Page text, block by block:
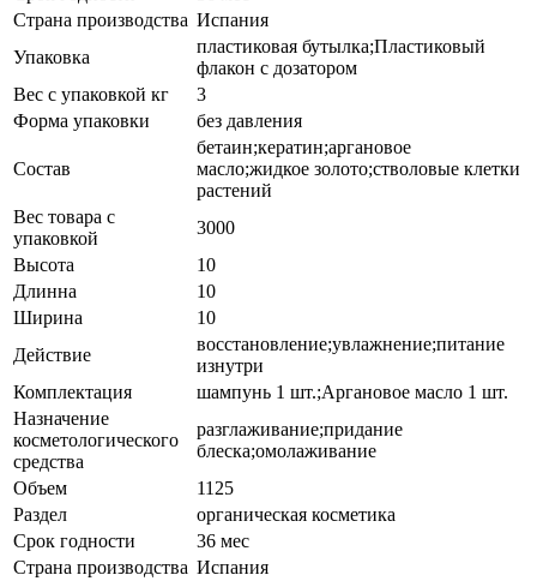
Страна производства Испания
Упаковка
пластиковая бутылка;Пластиковый
флакон с дозатором
Вес с упаковкой кг
3
Форма упаковки
без давления
Состав
бетаин;кератин;аргановое
масло;жидкое золото;стволовые клетки
растений
Вес товара с
упаковкой
3000
Высота
10
Длинна
10
Ширина
10
Действие
восстановление;увлажнение;питание
изнутри
Комплектация
шампунь 1 шт.;Аргановое масло 1 шт.
Назначение
косметологического
средства
разглаживание;придание
блеска;омолаживание
Объем
1125
Раздел
органическая косметика
Срок годности
36 мес
Страна производства Испания